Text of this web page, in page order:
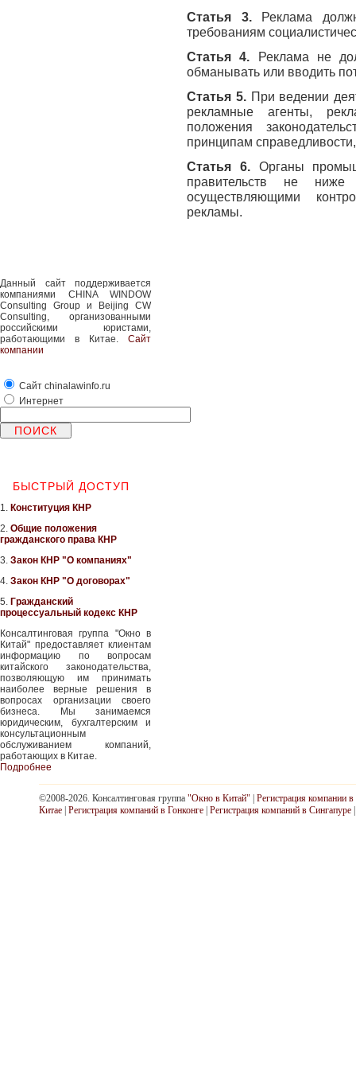
Статья 3.Реклама
требованиям
Статья 4. Реклама не
обманывать или вводить
Статья 5. При ведении
рекламные агенты,
положения
принципам
Статья 6. Органы
правительств не ниже
осуществляющими
рекламы.
Данный сайт поддерживается
компаниями CHINA WINDOW
Consulting Group и Beijing CW
Consulting, организованными
российскими юристами,
работающими в Китае. Сайт
компании
Сайт chinalawinfo.ru
Интернет
БЫСТРЫЙ ДОСТУП
1. Конституция КНР
2. Общие положения
гражданского права КНР
3. Закон КНР "О компаниях"
4. Закон КНР "О договорах"
5. Гражданский
процессуальный кодекс КНР
Консалтинговая группа "Окно в
Китай" предоставляет клиентам
информацию по вопросам
китайского законодательства,
позволяющую им принимать
наиболее верные решения в
вопросах организации своего
бизнеса. Мы занимаемся
юридическим, бухгалтерским и
консультационным
обслуживанием компаний,
работающих в Китае.
Подробнее
©2008-2026. Консалтинговая группа "Окно в Китай" | Регистрация компании в
Китае | Регистрация компаний в Гонконге | Регистрация компаний в Сингапуре